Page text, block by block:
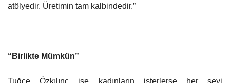
atölyedir. Üretimin tam kalbindedir.”
“Birlikte Mümkün”
Tuğçe Özkılınç ise kadınların isterlerse her şeyi